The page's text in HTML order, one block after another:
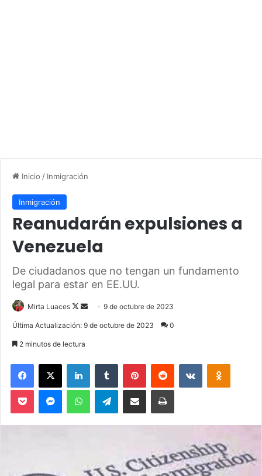
Inicio / Inmigración
Inmigración
Reanudarán expulsiones a
Venezuela
De ciudadanos que no tengan un fundamento
legal para estar en EE.UU.
Mirta Luaces
F
l
o
w
o
n
a
e
9 de octubre de 2023
Última Actualización: 9 de octubre de 2023 0
2 minutos de lectura
Telegram